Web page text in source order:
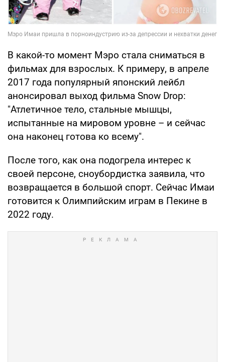
В какой-то момент Мэро стала сниматься в
фильмах для взрослых. К примеру, в апреле
2017 года популярный японский лейбл
анонсировал выход фильма Snow Drop:
"Атлетичное тело, стальные мышцы,
испытанные на мировом уровне – и сейчас
она наконец готова ко всему".
После того, как она подогрела интерес к
своей персоне, сноубордистка заявила, что
возвращается в большой спорт. Сейчас Имаи
готовится к Олимпийским играм в Пекине в
2022 году.